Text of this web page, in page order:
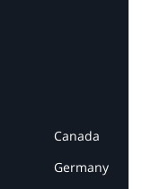
Canada
Germany